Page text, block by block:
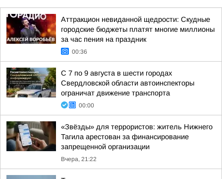
Аттракцион невиданной щедрости: Скудные
городские бюджеты платят многие миллионы
за час пения на праздник
00:36
С 7 по 9 августа в шести городах
Свердловской области автоинспекторы
ограничат движение транспорта
00:00
«Звёзды» для террористов: житель Нижнего
Тагила арестован за финансирование
запрещенной организации
Вчера, 21:22